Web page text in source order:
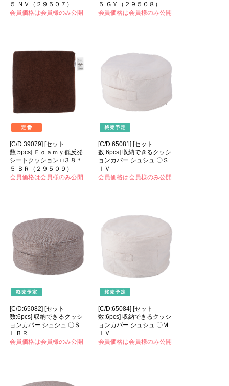
５ ＮＶ（２９５０７）
会員価格は会員様のみ公開
５ ＧＹ（２９５０８）
会員価格は会員様のみ公開
[C/D:39079] [セット
数:5pcs] Ｆｏａｍｙ低反発
シートクッション □３８＊
５ ＢＲ（２９５０９）
会員価格は会員様のみ公開
[C/D:65081] [セット
数:6pcs] 収納できるクッシ
ョンカバー シュシュ 〇Ｓ
ＩＶ
会員価格は会員様のみ公開
[C/D:65082] [セット
数:6pcs] 収納できるクッシ
ョンカバー シュシュ 〇Ｓ
ＬＢＲ
会員価格は会員様のみ公開
[C/D:65084] [セット
数:6pcs] 収納できるクッシ
ョンカバー シュシュ 〇Ｍ
ＩＶ
会員価格は会員様のみ公開